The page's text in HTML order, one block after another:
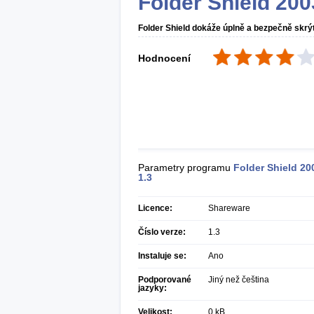
Folder Shield dokáže úplně a bezpečně
Hodnocení
Parametry programu Folder Shield
1.3
Licence: Shareware
Číslo verze: 1.3
Instaluje se: Ano
Podporované
jazyky:
Jiný než čeština
Velikost: 0 kB